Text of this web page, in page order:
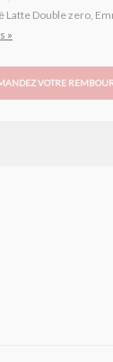
Latte Double zero,
»
VOTRE